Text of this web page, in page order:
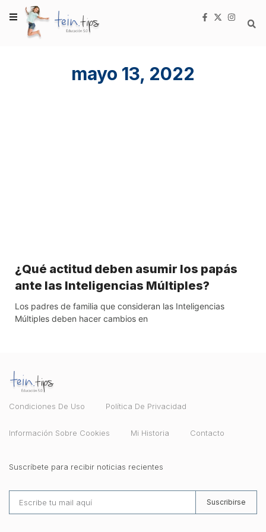
mayo 13, 2022
¿Qué actitud deben asumir los papás
ante las Inteligencias Múltiples?
Los padres de familia que consideran las Inteligencias
Múltiples deben hacer cambios en
Condiciones De Uso Política De Privacidad
Información Sobre Cookies Mi Historia Contacto
Suscríbete para recibir noticias recientes
Suscribirse